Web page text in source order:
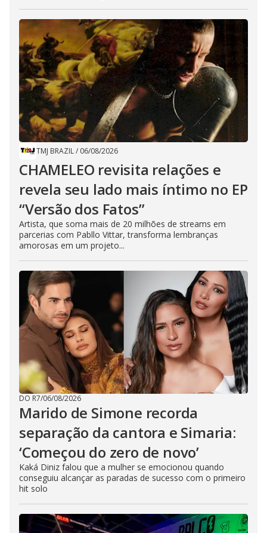
TMJ BRAZIL/ 06/08/2026
CHAMELEO revisita relações e
revela seu lado mais íntimo no EP
“Versão dos Fatos”
Artista, que soma mais de 20 milhões de streams em
parcerias com Pabllo Vittar, transforma lembranças
amorosas em um projeto...
DO R7/06/08/2026
Marido de Simone recorda
separação da cantora e Simaria:
‘Começou do zero de novo’
Kaká Diniz falou que a mulher se emocionou quando
conseguiu alcançar as paradas de sucesso com o primeiro
hit solo